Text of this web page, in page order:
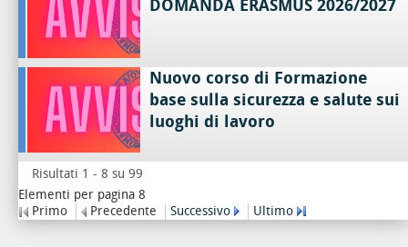
DOMANDA ERASMUS 2026/2027
Nuovo corso di Formazione
base sulla sicurezza e salute sui
luoghi di lavoro
Risultati 1 - 8 su 99
Elementi per pagina 8
Primo
Precedente Successivo Ultimo